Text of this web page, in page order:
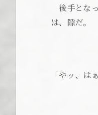
後手とな
は、隙だ。
「やッ、は